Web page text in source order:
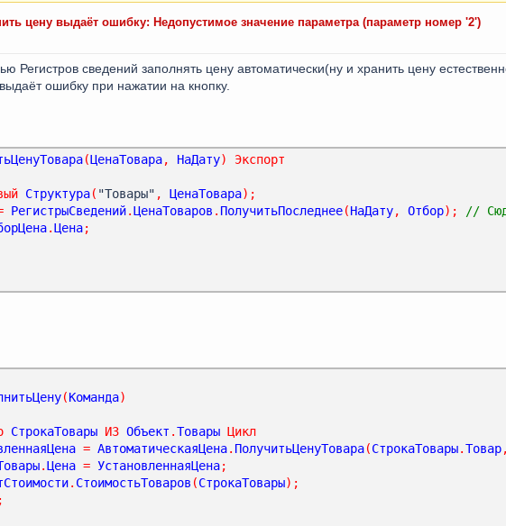
цену выдаёт ошибку: Недопустимое значение параметра (параметр номер '2')
Регистров сведений заполнять цену автоматически(ну и хранить цену
ошибку при нажатии на кнопку.
(ЦенаТовара, НаДату) Экспорт
Структура( "Товары" , ЦенаТовара);
РегистрыСведений.ЦенаТоваров . ПолучитьПоследнее(НаДату, Отбор);
//
.Цена;
(Команда)
СтрокаТовары ИЗ Объект .Товары Цикл
= АвтоматическаяЦена. ПолучитьЦенуТовара(СтрокаТовары.Товар
.Цена = УстановленнаяЦена;
. СтоимостьТоваров (СтрокаТовары);
;